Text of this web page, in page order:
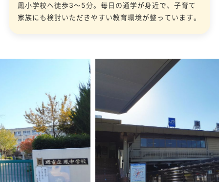
鳳小学校へ徒歩3〜5分。毎日の通学が身近で、子育て
家族にも検討いただきやすい教育環境が整っています。